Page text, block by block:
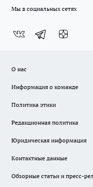
Мы в социальных сетях
О нас
Информация о команде
Политика этики
Редакционная политика
Юридическая информация
Контактные данные
Обзорные статьи и пресс-